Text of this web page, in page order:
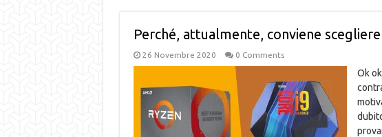
Perché, attualmente, conviene
26 Novembre 2020 0 Comments
Ok